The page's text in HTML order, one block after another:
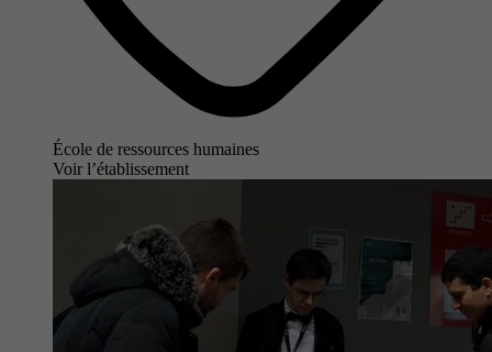
École de ressources humaines
Voir l’établissement